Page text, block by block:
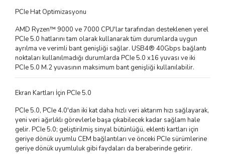
PCIe Hat Optimizasyonu
AMD Ryzen™ 9000 ve 7000 CPU'lar tarafından desteklenen yerel
PCIe 5.0 hatlarını tam olarak kullanarak tüm durumlarda uygun
ayrılma ve verimli bant genişliği sağlar. USB4® 40Gbps bağlantı
noktaları kullanılmadığı durumlarda PCIe 5.0 x16 yuvası ve iki
PCIe 5.0 M.2 yuvasının maksimum bant genişliği kullanılabilir.
Ekran Kartları İçin PCIe 5.0
PCIe 5.0, PCIe 4.0'dan iki kat daha hızlı veri aktarım hızı sağlayarak,
yeni veri ağırlıklı görevlerle başa çıkabilecek kadar sağlam hale
gelir. PCIe 5.0; geliştirilmiş sinyal bütünlüğü, eklenti kartları için
geriye dönük uyumlu CEM bağlantıları ve önceki PCIe sürümlerine
geriye dönük uyumluluk gibi faydaları da beraberinde getirir.